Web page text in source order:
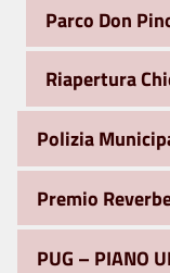
Parco Don
Riapertura
Polizia
Premio
PUG – PIANO